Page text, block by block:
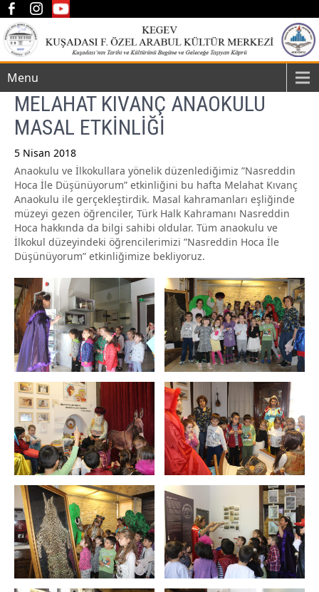
Menu
MELAHAT KIVANÇ ANAOKULU
MASAL ETKİNLİĞİ
5 Nisan 2018
Anaokulu ve İlkokullara yönelik düzenlediğimiz ”Nasreddin
Hoca İle Düşünüyorum” etkinliğini bu hafta Melahat Kıvanç
Anaokulu ile gerçekleştirdik. Masal kahramanları eşliğinde
müzeyi gezen öğrenciler, Türk Halk Kahramanı Nasreddin
Hoca hakkında da bilgi sahibi oldular. Tüm anaokulu ve
İlkokul düzeyindeki öğrencilerimizi ”Nasreddin Hoca İle
Düşünüyorum” etkinliğimize bekliyoruz.
Post
navigation